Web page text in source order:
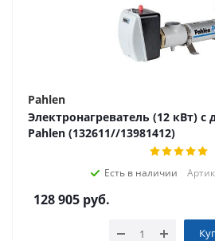
Pahlen
Электронагреватель (12 кВт)
Pahlen (132611//13981412)
Есть в наличии
128 905 руб.